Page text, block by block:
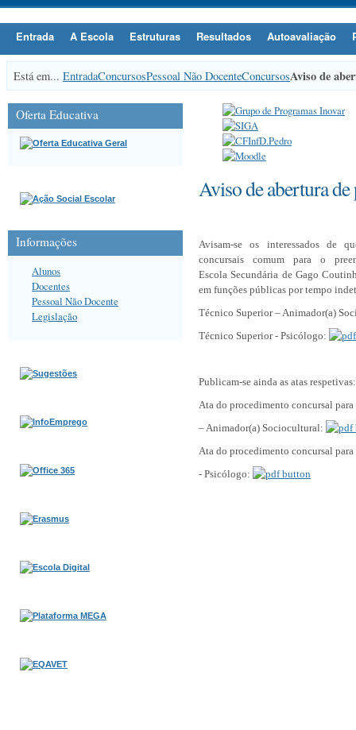
Entrada A Escola Estruturas Resultados Autoavaliação
Está em... EntradaConcursosPessoal Não DocenteConcursosAviso de
Aviso de abertura
Avisam-se os interessados de
concursais comum para o
Escola Secundária de Gago
em funções públicas por tempo
Técnico Superior – Animador(a)
Técnico Superior - Psicólogo:
Publicam-se ainda as atas respetivas:
Ata do procedimento concursal
– Animador(a) Sociocultural:
Ata do procedimento concursal para
- Psicólogo:
Oferta Educativa
Informações
Alunos
Docentes
Pessoal Não Docente
Legislação